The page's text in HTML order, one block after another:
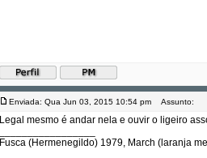
Enviada: Qua Jun 03, 2015 10:54 pm Assunto:
Legal mesmo é andar nela e ouvir o ligeiro
Fusca (Hermenegildo) 1979, March (laranja